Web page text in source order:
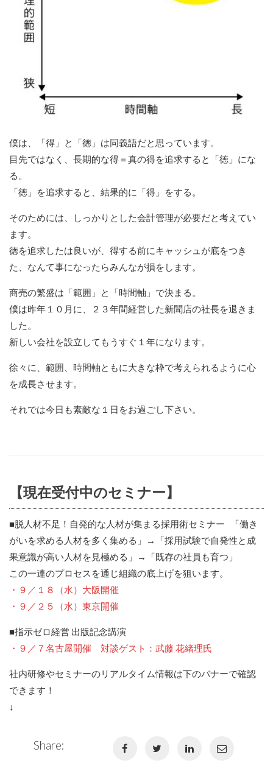
僕は、「得」と「徳」は同義語だと思っています。
目先ではなく、長期的な得＝真の得を追求すると「徳」にな
る。
「徳」を追求すると、結果的に「得」をする。
そのためには、しっかりとした会計管理が必要だと考えてい
ます。
徳を追求したは良いが、得する前にキャッシュが底をつき
た、なんて事になったらみんなが損をします。
商売の繁盛は「範囲」と「時間軸」で決まる。
僕は昨年１０月に、２３年間経営した新聞店の社長を退きま
した。
新しい会社を設立してもうすぐ１年になります。
徐々に、範囲、時間軸ともに大きな枠で考えられるように心
を成長させます。
それでは今日も素敵な１日をお過ごし下さい。
【現在受付中のセミナー】
■脱人材不足！自発的な人材が集まる採用術セミナー 「働き
がいを求める人材を多く集める」→「採用試験で自発性と成
果意識が高い人材を見極める」→「既存の社員も育つ」
この一連のプロセスを通じ組織の底上げを狙います。
・９／１８（水）大阪開催
・９／２５（水）東京開催
■指示ゼロ経営 出版記念講演
・９／７名古屋開催 対談ゲスト：武藤 花緒理氏
社内研修やセミナーのリアルタイム情報は下のバナーで確認
できます！
↓
Share: